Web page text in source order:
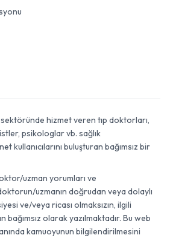
hizmet veren tıp doktorları,
psikologlar vb. sağlık
buluşturan bağımsız bir
uzman yorumları ve
uzmanın doğrudan veya dolaylı
ve/veya ricası olmaksızın, ilgili
bağımsız olarak yazılmaktadır. Bu web
kamuoyunun bilgilendirilmesini